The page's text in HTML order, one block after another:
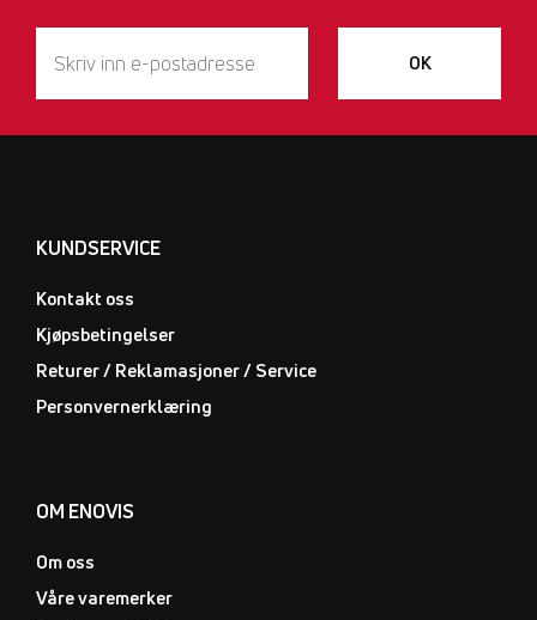
OK
KUNDSERVICE
Kontakt oss
Kjøpsbetingelser
Returer / Reklamasjoner / Service
Personvernerklæring
OM ENOVIS
Om oss
Våre varemerker